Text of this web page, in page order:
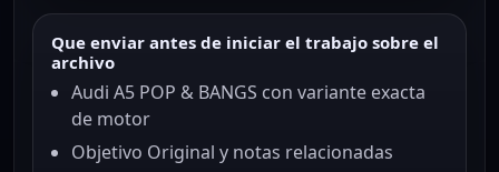
Que enviar antes de iniciar el trabajo sobre el
archivo
Audi A5 POP & BANGS con variante exacta
de motor
Objetivo Original y notas relacionadas